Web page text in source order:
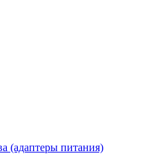
(адаптеры питания)